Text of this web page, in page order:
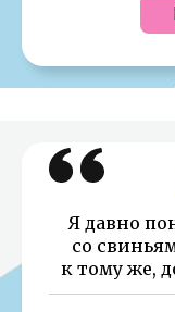
Я давно
со
к тому же,